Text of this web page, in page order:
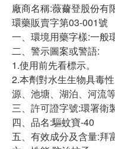
廠商名稱:薇薾登股份有
環藥販賣字第03-001號
一、環境用藥字樣:一般
二、警示圖案或警語:
1.使用前先看標示。
2.本劑對水生生物具毒
源、池塘、湖泊、河
三、許可證字號:環署衛
四、品名:驅蚊寶-40
五、有效成分及含量:拜